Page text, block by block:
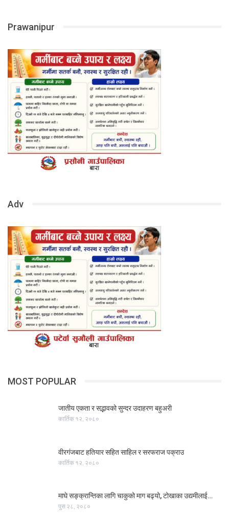
Prawanipur
Adv
MOST POPULAR
जातीय एकता र सद्भावको सुन्दर उदाहरण बहुअरी
कार्तिक १२, २०८०
वीरगंजबाट हतियार सहित साहिल र सरफराज पक्राउ
कार्तिक १२, २०८०
माघे सङ्क्रान्तिका लागि चाकुको माग बढ्यो, टोखाका उद्यमीलाई…
पुस २८, २०८०